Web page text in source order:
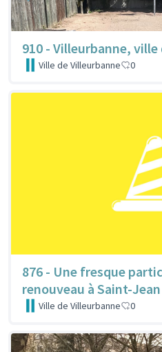
910 - Villeurbanne,
Ville de Villeurbanne 0
876 - Une fresque
renouveau à Saint-Jean
Ville de Villeurbanne 0